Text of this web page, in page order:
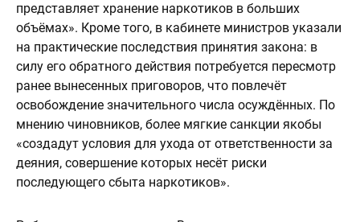
представляет хранение наркотиков в больших
объёмах». Кроме того, в кабинете министров указали
на практические последствия принятия закона: в
силу его обратного действия потребуется пересмотр
ранее вынесенных приговоров, что повлечёт
освобождение значительного числа осуждённых. По
мнению чиновников, более мягкие санкции якобы
«создадут условия для ухода от ответственности за
деяния, совершение которых несёт риски
последующего сбыта наркотиков».